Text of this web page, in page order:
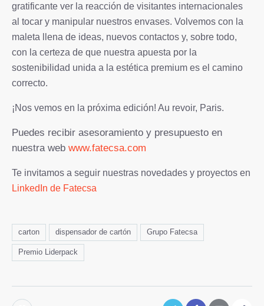
gratificante ver la reacción de visitantes internacionales
al tocar y manipular nuestros envases. Volvemos con la
maleta llena de ideas, nuevos contactos y, sobre todo,
con la certeza de que nuestra apuesta por la
sostenibilidad unida a la estética premium es el camino
correcto.
¡Nos vemos en la próxima edición! Au revoir, Paris.
Puedes recibir asesoramiento y presupuesto en
nuestra web www.fatecsa.com
Te invitamos a seguir nuestras novedades y proyectos en
LinkedIn de Fatecsa
carton dispensador de cartón Grupo Fatecsa
Premio Liderpack